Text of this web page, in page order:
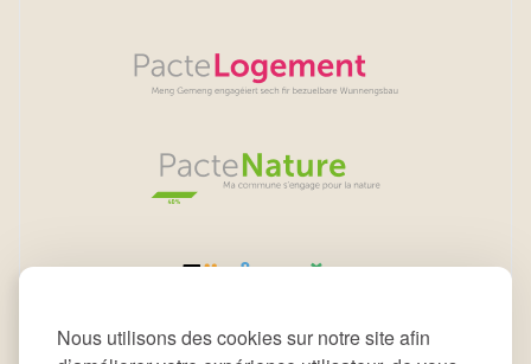
Nous utilisons des cookies sur notre site afin